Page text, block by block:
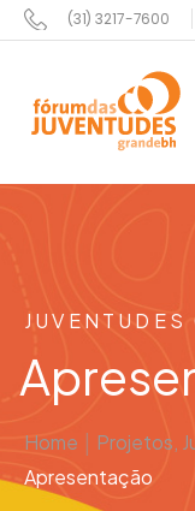
(31) 3217-7600
Home Projetos,
Apresentação